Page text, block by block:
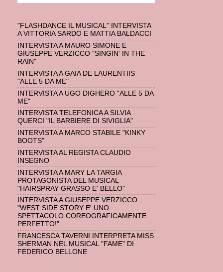
"FLASHDANCE IL MUSICAL" INTERVISTA
A VITTORIA SARDO E MATTIA BALDACCI
INTERVISTA A MAURO SIMONE E
GIUSEPPE VERZICCO "SINGIN' IN THE
RAIN"
INTERVISTA A GAIA DE LAURENTIIS
"ALLE 5 DA ME"
INTERVISTA A UGO DIGHERO "ALLE 5 DA
ME"
INTERVISTA TELEFONICA A SILVIA
QUERCI "IL BARBIERE DI SIVIGLIA"
INTERVISTA A MARCO STABILE "KINKY
BOOTS"
INTERVISTA AL REGISTA CLAUDIO
INSEGNO
INTERVISTA A MARY LA TARGIA
PROTAGONISTA DEL MUSICAL
"HAIRSPRAY GRASSO E' BELLO"
INTERVISTA A GIUSEPPE VERZICCO
"WEST SIDE STORY E' UNO
SPETTACOLO COREOGRAFICAMENTE
PERFETTO!"
FRANCESCA TAVERNI INTERPRETA MISS
SHERMAN NEL MUSICAL "FAME" DI
FEDERICO BELLONE